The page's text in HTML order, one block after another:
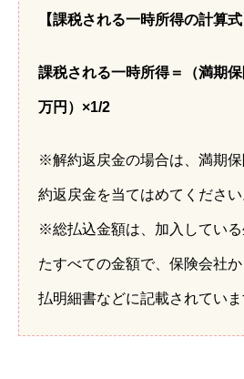
【課税される一時所得の計算式
課税される一時所得＝（満期
万円）×1/2
※解約返戻金の場合は、満期
約返戻金を当てはめてください
※総払込金額は、加入してい
たすべての金額で、保険会社
払明細書などに記載されていま